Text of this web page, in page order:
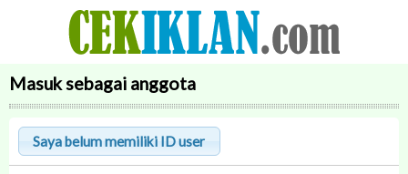
Masuk sebagai anggota